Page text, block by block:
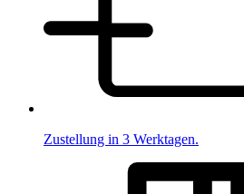
Zustellung in 3 Werktagen.